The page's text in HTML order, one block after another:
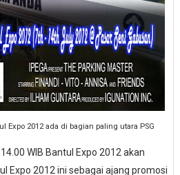
Expo 2012 ada di bagian paling utara PSG
WIB Bantul Expo 2012 akan
Expo 2012 ini sebagai ajang promosi